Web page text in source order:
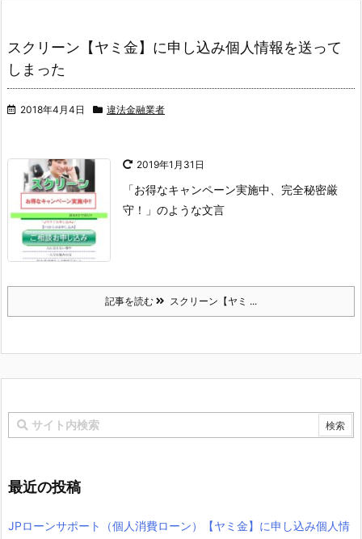
スクリーン【ヤミ金】に申し込み個人情報を送って
しまった
2018年4月4日 違法金融業者
2019年1月31日
「お得なキャンペーン実施中、完全秘密厳
守！」のような文言
記事を読む スクリーン【ヤミ ...
最近の投稿
JPローンサポート（個人消費ローン）【ヤミ金】に申し込み個人情